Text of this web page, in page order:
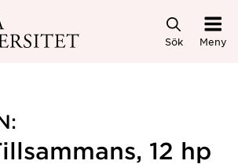
innehållet
Sök Meny
12 hp